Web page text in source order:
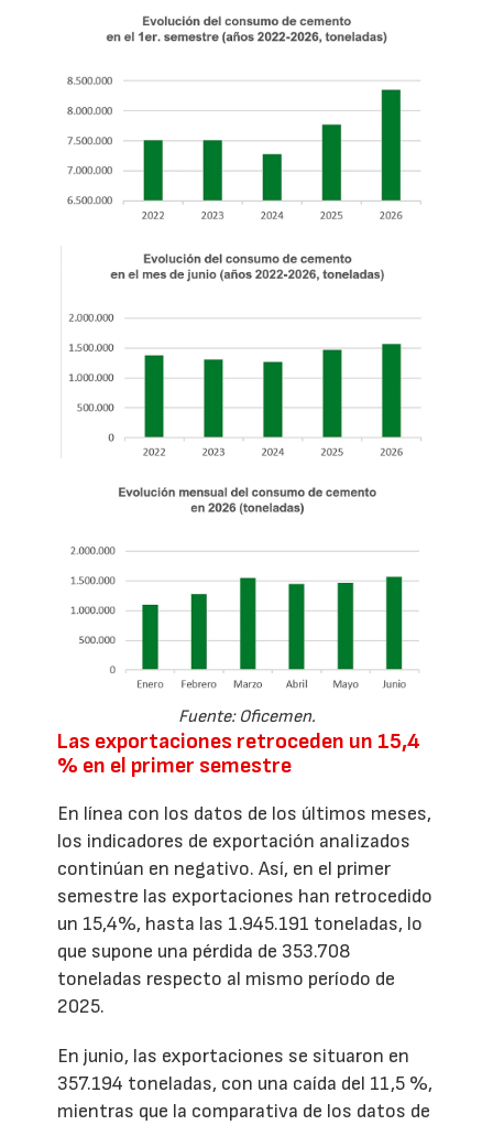
Fuente: Oficemen.
Las exportaciones retroceden un 15,4
% en el primer semestre
En línea con los datos de los últimos meses,
los indicadores de exportación analizados
continúan en negativo. Así, en el primer
semestre las exportaciones han retrocedido
un 15,4%, hasta las 1.945.191 toneladas, lo
que supone una pérdida de 353.708
toneladas respecto al mismo período de
2025.
En junio, las exportaciones se situaron en
357.194 toneladas, con una caída del 11,5 %,
mientras que la comparativa de los datos de